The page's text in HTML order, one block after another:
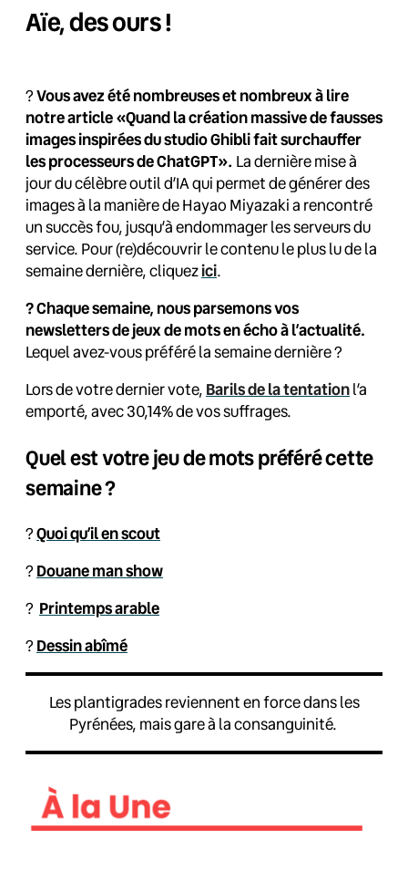
Aïe, des ours !
?Vous avez été nombreuses et nombreux à lire
notre article «Quand la création massive de fausses
images inspirées du studio Ghibli fait surchauffer
les processeurs de ChatGPT». La dernière mise à
jour du célèbre outil d’IA qui permet de générer des
images à la manière de Hayao Miyazaki a rencontré
un succès fou, jusqu’à endommager les serveurs du
service. Pour (re)découvrir le contenu le plus lu de la
semaine dernière, cliquezici.
?️ Chaque semaine, nous parsemons vos
newsletters de jeux de mots en écho à l’actualité.
Lequel avez-vous préféré la semaine dernière ?
Lors de votre dernier vote, Barils de la tentationl’a
emporté, avec 30,14% de vos suffrages.
Quel est votre jeu de mots préféré cette
semaine ?
?️Quoi qu’il en scout
? Douane man show
? Printemps arable
? Dessin abîmé
Les plantigrades reviennent en force dans les
Pyrénées, mais gare à la consanguinité.